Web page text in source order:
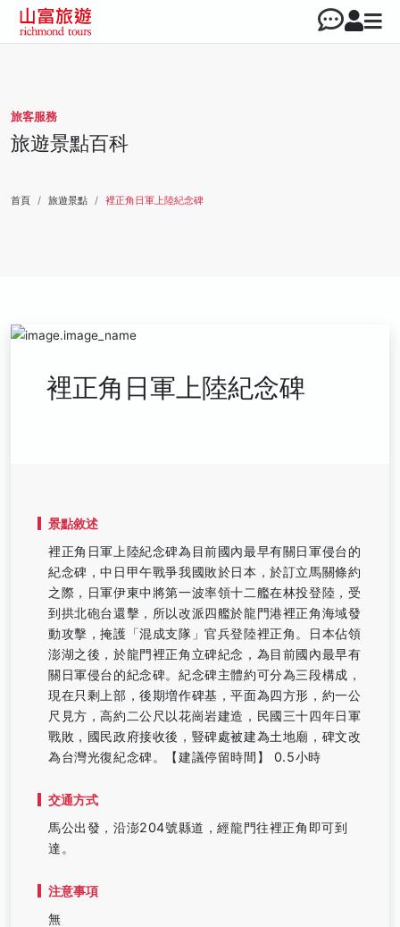
旅客服務
旅遊景點百科
首頁 旅遊景點 裡正角日軍上陸紀念碑
裡正角日軍上陸紀念碑
景點敘述
裡正角日軍上陸紀念碑為目前國內最早有關日軍侵台的
紀念碑，中日甲午戰爭我國敗於日本，於訂立馬關條約
之際，日軍伊東中將第一波率領十二艦在林投登陸，受
到拱北砲台還擊，所以改派四艦於龍門港裡正角海域發
動攻擊，掩護「混成支隊」官兵登陸裡正角。日本佔領
澎湖之後，於龍門裡正角立碑紀念，為目前國內最早有
關日軍侵台的紀念碑。紀念碑主體約可分為三段構成，
現在只剩上部，後期増作碑基，平面為四方形，約一公
尺見方，高約二公尺以花崗岩建造，民國三十四年日軍
戰敗，國民政府接收後，豎碑處被建為土地廟，碑文改
為台灣光復紀念碑。【建議停留時間】 0.5小時
交通方式
馬公出發，沿澎204號縣道，經龍門往裡正角即可到
達。
注意事項
無